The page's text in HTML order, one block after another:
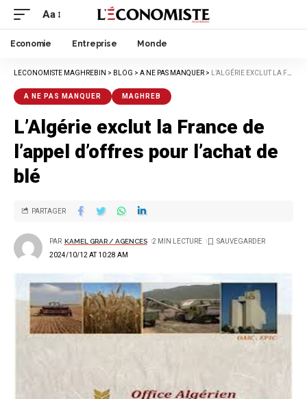
Aa
Economie Entreprise Monde
LECONOMISTE MAGHREBIN > BLOG > A NE PAS MANQUER > L’ALGÉRIE EXCLUT LA FRANCE DE L’APPEL D’OFFRES POUR L’ACHAT DE BLÉ
A NE PAS MANQUER MAGHREB
L’Algérie exclut la France de
l’appel d’offres pour l’achat de
blé
2024/10/12 AT 10:28 AM
PAR KAMEL GRAR / AGENCES 2 MIN LECTURE
PARTAGER